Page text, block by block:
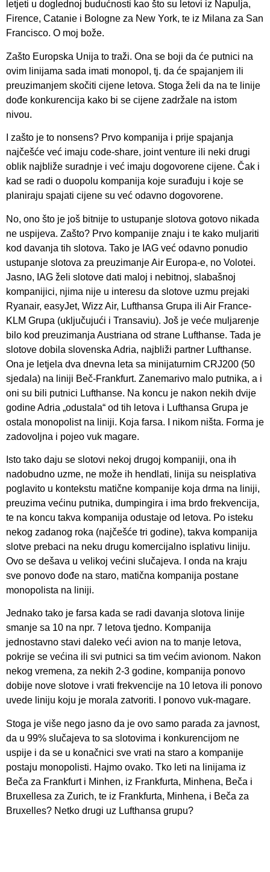
letjeti u doglednoj budućnosti kao što su letovi iz Napulja,
Firence, Catanie i Bologne za New York, te iz Milana za San
Francisco. O moj bože.
Zašto Europska Unija to traži. Ona se boji da će putnici na
ovim linijama sada imati monopol, tj. da će spajanjem ili
preuzimanjem skočiti cijene letova. Stoga želi da na te linije
dođe konkurencija kako bi se cijene zadržale na istom
nivou.
I zašto je to nonsens? Prvo kompanija i prije spajanja
najčešće već imaju code-share, joint venture ili neki drugi
oblik najbliže suradnje i već imaju dogovorene cijene. Čak i
kad se radi o duopolu kompanija koje surađuju i koje se
planiraju spajati cijene su već odavno dogovorene.
No, ono što je još bitnije to ustupanje slotova gotovo nikada
ne uspijeva. Zašto? Prvo kompanije znaju i te kako muljariti
kod davanja tih slotova. Tako je IAG već odavno ponudio
ustupanje slotova za preuzimanje Air Europa-e, no Volotei.
Jasno, IAG želi slotove dati maloj i nebitnoj, slabašnoj
kompanijici, njima nije u interesu da slotove uzmu prejaki
Ryanair, easyJet, Wizz Air, Lufthansa Grupa ili Air France-
KLM Grupa (uključujući i Transaviu). Još je veće muljarenje
bilo kod preuzimanja Austriana od strane Lufthanse. Tada je
slotove dobila slovenska Adria, najbliži partner Lufthanse.
Ona je letjela dva dnevna leta sa minijaturnim CRJ200 (50
sjedala) na liniji Beč-Frankfurt. Zanemarivo malo putnika, a i
oni su bili putnici Lufthanse. Na koncu je nakon nekih dvije
godine Adria „odustala“ od tih letova i Lufthansa Grupa je
ostala monopolist na liniji. Koja farsa. I nikom ništa. Forma je
zadovoljna i pojeo vuk magare.
Isto tako daju se slotovi nekoj drugoj kompaniji, ona ih
nadobudno uzme, ne može ih hendlati, linija su neisplativa
poglavito u kontekstu matične kompanije koja drma na liniji,
preuzima većinu putnika, dumpingira i ima brdo frekvencija,
te na koncu takva kompanija odustaje od letova. Po isteku
nekog zadanog roka (najčešće tri godine), takva kompanija
slotve prebaci na neku drugu komercijalno isplativu liniju.
Ovo se dešava u velikoj većini slučajeva. I onda na kraju
sve ponovo dođe na staro, matična kompanija postane
monopolista na liniji.
Jednako tako je farsa kada se radi davanja slotova linije
smanje sa 10 na npr. 7 letova tjedno. Kompanija
jednostavno stavi daleko veći avion na to manje letova,
pokrije se većina ili svi putnici sa tim većim avionom. Nakon
nekog vremena, za nekih 2-3 godine, kompanija ponovo
dobije nove slotove i vrati frekvencije na 10 letova ili ponovo
uvede liniju koju je morala zatvoriti. I ponovo vuk-magare.
Stoga je više nego jasno da je ovo samo parada za javnost,
da u 99% slučajeva to sa slotovima i konkurencijom ne
uspije i da se u konačnici sve vrati na staro a kompanije
postaju monopolisti. Hajmo ovako. Tko leti na linijama iz
Beča za Frankfurt i Minhen, iz Frankfurta, Minhena, Beča i
Bruxellesa za Zurich, te iz Frankfurta, Minhena, i Beča za
Bruxelles? Netko drugi uz Lufthansa grupu?